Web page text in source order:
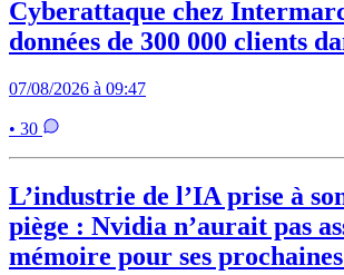
Cyberattaque chez
données de 300 000 clients
07/08/2026 à 09:47
• 30
L’industrie de l’IA prise à
piège : Nvidia n’aurait pas
mémoire pour ses